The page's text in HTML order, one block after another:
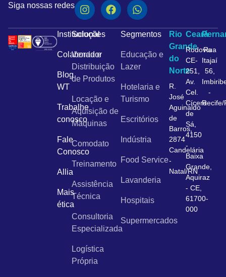
Siga nossas redes
Institucional
Colaborador
Blog
WT
Trabalhe
conosco
Fale
Conosco
Allia
Mais
ética
Soluções
Venda e
Distribuição
de Produtos
Locação e
Aquisição de
Máquinas
Comodato
Treinamento
Assistência
Técnica
Consultoria
Especializada
Logística
Própria
Segmentos
Educação e
Lazer
Hotelaria e
Turismo
Escritórios
Indústria
Food Service
Lavanderia
Hospitais
Supermercados
Rio
Grande
do
Norte
R.
José
Aguinaldo
de
Barros,
2874
Candelária
-
Natal/RN
Ceará
Rodovia
CE-
251,
Av.
Cel.
Cícero
de
Sá,
4150
-
Baixa
Grande,
Aquiraz
- CE,
61700-
000
Rua
Itajaí
56,
-
Recife/